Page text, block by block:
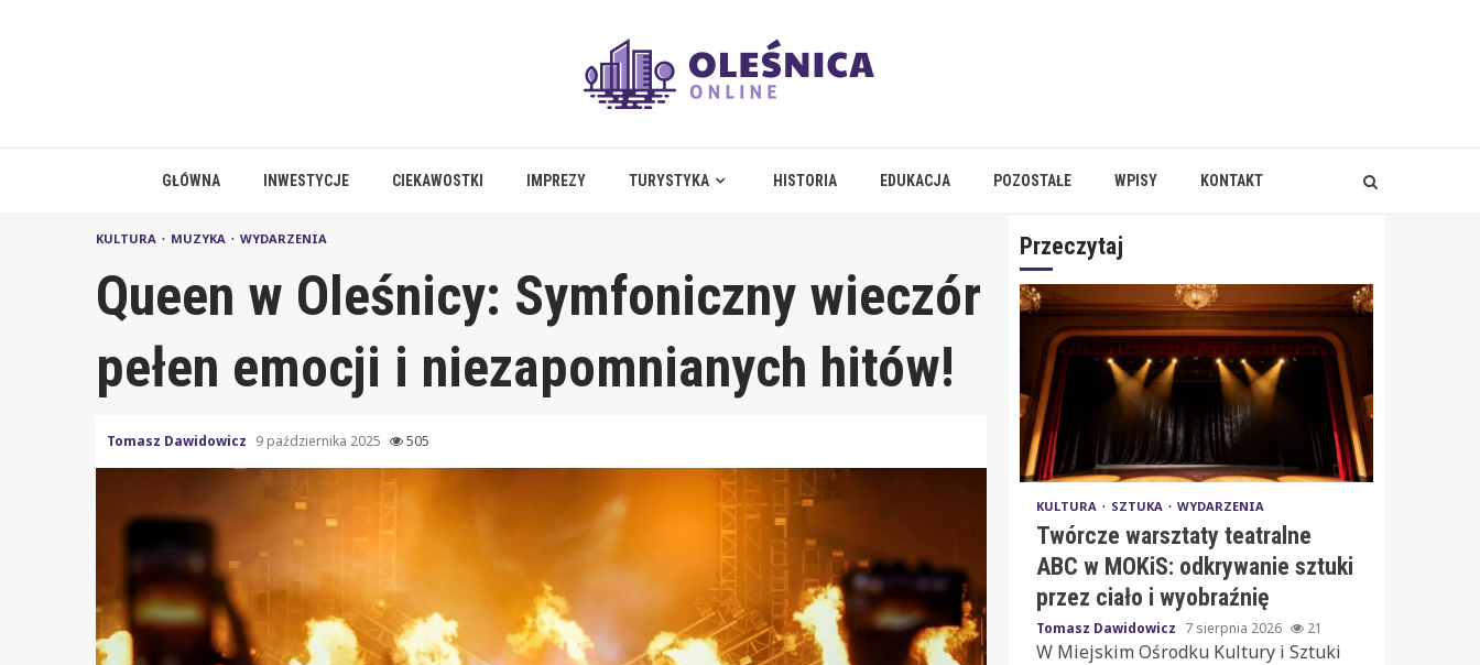
GŁÓWNA INWESTYCJE CIEKAWOSTKI IMPREZY TURYSTYKA HISTORIA EDUKACJA POZOSTAŁE WPISY KONTAKT
KULTURA MUZYKA WYDARZENIA
Queen w Oleśnicy: Symfoniczny wieczór
pełen emocji i niezapomnianych hitów!
Tomasz Dawidowicz 9 października 2025 505
Przeczytaj
KULTURA SZTUKA WYDARZENIA
Twórcze warsztaty teatralne
ABC w MOKiS: odkrywanie sztuki
przez ciało i wyobraźnię
Tomasz Dawidowicz 7 sierpnia 2026 21
W Miejskim Ośrodku Kultury i Sztuki